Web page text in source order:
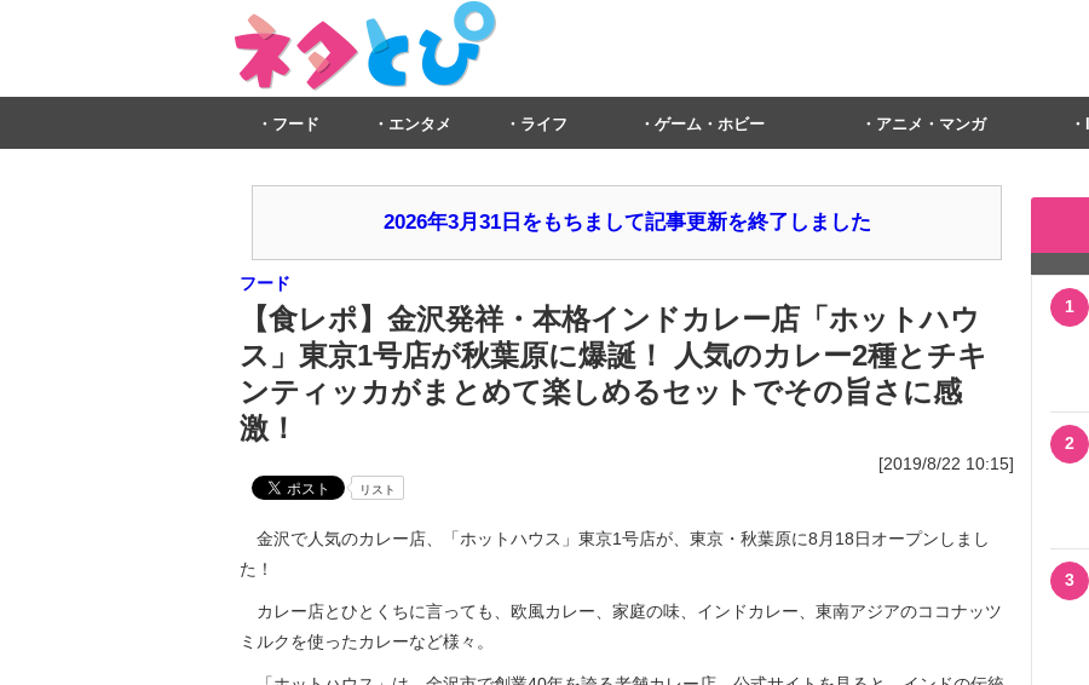
フード エンタメ ライフ ゲーム・ホビー アニメ・マンガ
2026年3月31日をもちまして記事更新を終了しました
フード
【食レポ】金沢発祥・本格インドカレー店「ホットハウ
ス」東京1号店が秋葉原に爆誕！ 人気のカレー2種とチキ
ンティッカがまとめて楽しめるセットでその旨さに感
激！
[2019/8/22 10:15]
リスト
金沢で人気のカレー店、「ホットハウス」東京1号店が、東京・秋葉原に8月18日オープンしまし
た！
カレー店とひとくちに言っても、欧風カレー、家庭の味、インドカレー、東南アジアのココナッツ
ミルクを使ったカレーなど様々。
1
2
3